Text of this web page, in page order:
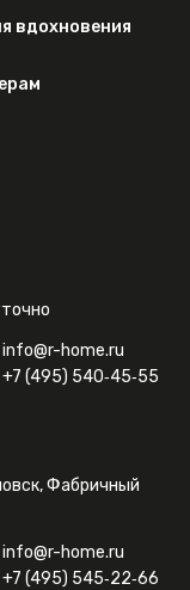
info@r-home.ru
+7 (495) 540‑45‑55
Фабричный
info@r-home.ru
+7 (495) 545‑22‑66
вдохновения